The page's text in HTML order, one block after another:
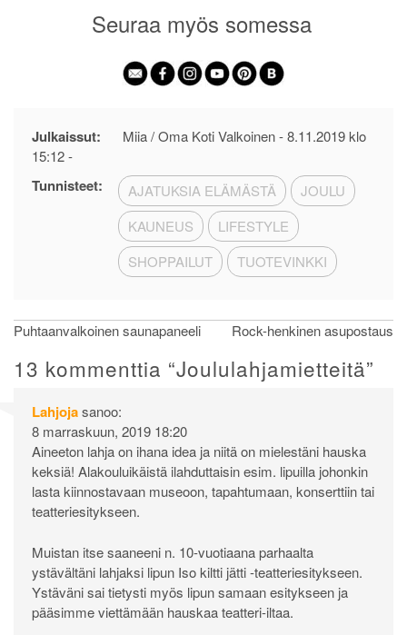
Seuraa myös somessa
Julkaissut: Miia / Oma Koti Valkoinen -8.11.2019 klo
15:12-
Tunnisteet: AJATUKSIA ELÄMÄSTÄ
JOULU
KAUNEUS
LIFESTYLE
SHOPPAILUT
TUOTEVINKKI
Artikkelien
selaus
Puhtaanvalkoinen saunapaneeli Rock-henkinen asupostaus
13 kommenttia “Joululahjamietteitä”
Lahjojasanoo:
8 marraskuun, 2019 18:20
Aineeton lahja on ihana idea ja niitä on mielestäni hauska
keksiä! Alakouluikäistä ilahduttaisin esim. lipuilla johonkin
lasta kiinnostavaan museoon, tapahtumaan, konserttiin tai
teatteriesitykseen.
Muistan itse saaneeni n. 10-vuotiaana parhaalta
ystävältäni lahjaksi lipun Iso kiltti jätti -teatteriesitykseen.
Ystäväni sai tietysti myös lipun samaan esitykseen ja
pääsimme viettämään hauskaa teatteri-iltaa.